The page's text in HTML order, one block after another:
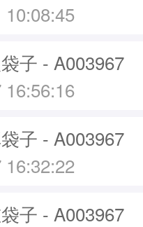
10:08:45
子 - A003967
16:56:16
子 - A003967
16:32:22
子 - A003967